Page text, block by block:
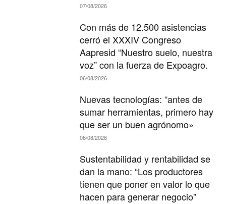
07/08/2026
Con más de 12.500 asistencias
cerró el XXXIV Congreso
Aapresid “Nuestro suelo, nuestra
voz” con la fuerza de Expoagro.
06/08/2026
Nuevas tecnologías: “antes de
sumar herramientas, primero hay
que ser un buen agrónomo»
06/08/2026
Sustentabilidad y rentabilidad se
dan la mano: “Los productores
tienen que poner en valor lo que
hacen para generar negocio”